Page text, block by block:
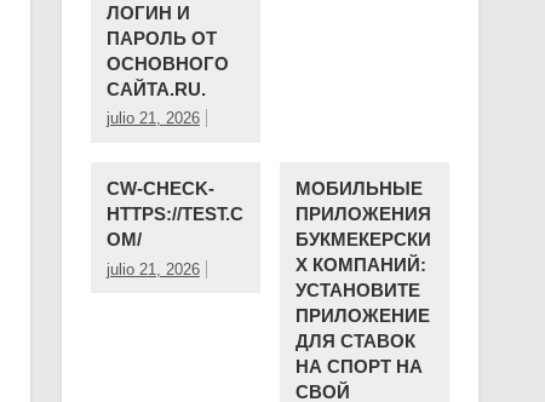
ЛОГИН И
ПАРОЛЬ ОТ
ОСНОВНОГО
САЙТА.RU.
julio 21, 2026
CW-CHECK-
HTTPS://TEST.C
OM/
julio 21, 2026
МОБИЛЬНЫЕ
ПРИЛОЖЕНИЯ
БУКМЕКЕРСКИ
Х КОМПАНИЙ:
УСТАНОВИТЕ
ПРИЛОЖЕНИЕ
ДЛЯ СТАВОК
НА СПОРТ НА
СВОЙ